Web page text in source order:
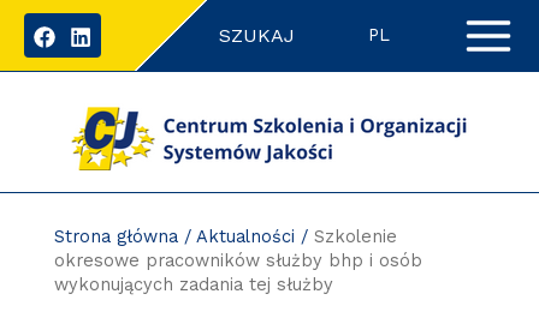
Przejdź
zawartości
SZUKAJ PL
Strona główna/ Aktualności / Szkolenie
okresowe pracowników służby bhp i osób
wykonujących zadania tej służby